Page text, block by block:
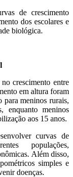
de crescimento
dos escolares e
biológica.
crescimento entre
em altura foram
para meninos rurais,
enquanto meninos
aos 15 anos.
curvas de
populações,
Além disso,
simples e
doenças.